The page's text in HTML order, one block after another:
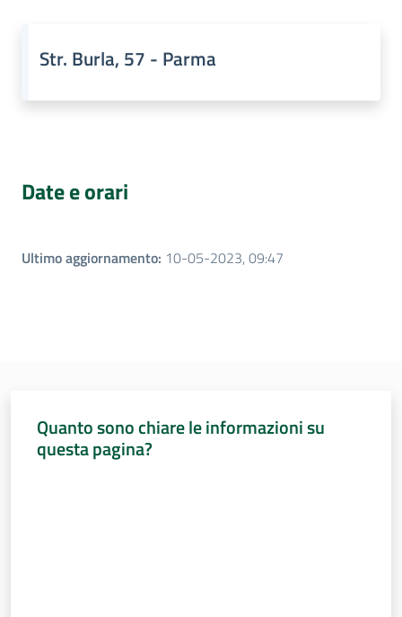
Str. Burla, 57 - Parma
Date e orari
Ultimo aggiornamento: 10-05-2023, 09:47
Quanto sono chiare le informazioni su
questa pagina?